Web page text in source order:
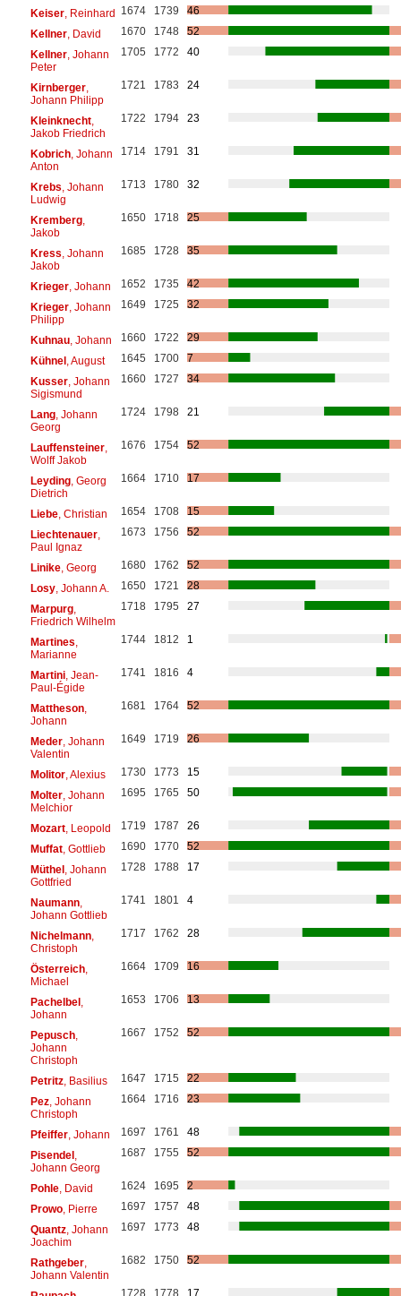
Keiser, Reinhard 1674 1739
46
Kellner, David 1670 1748
52
Kellner, Johann
Peter
1705 1772 40
Kirnberger,
Johann Philipp
1721 1783 24
Kleinknecht,
Jakob Friedrich
1722 1794 23
Kobrich, Johann
Anton
1714 1791 31
Krebs , Johann
Ludwig
1713 1780 32
Kremberg,
Jakob
1650 1718 25
Kress , Johann
Jakob
1685 1728 35
Krieger, Johann 1652 1735
42
Krieger, Johann
Philipp
1649 1725 32
Kuhnau, Johann 1660 1722
29
Kühnel, August 1645 1700
7
Kusser, Johann
Sigismund
1660 1727 34
Lang, Johann
Georg
1724 1798 21
Lauffensteiner,
Wolff Jakob
1676 1754 52
Leyding, Georg
Dietrich
1664 1710 17
Liebe, Christian 1654 1708
15
Liechtenauer,
Paul Ignaz
1673 1756 52
Linike, Georg 1680 1762
52
Losy, Johann A. 1650 1721
28
Marpurg,
Friedrich Wilhelm
1718 1795 27
Martines
Marianne
1744 1812 1
Martini, Jean-
Paul-Égide
1741 1816 4
Mattheson,
Johann
1681 1764 52
Meder, Johann
Valentin
1649 1719 26
Molitor, Alexius 1730 1773
15
Molter, Johann
Melchior
1695 1765 50
Mozart, Leopold 1719 1787
26
Muffat, Gottlieb 1690 1770
52
Müthel, Johann
Gottfried
1728 1788 17
Naumann,
Johann Gottlieb
1741 1801 4
Nichelmann,
Christoph
1717 1762 28
Österreich,
Michael
1664 1709 16
Pachelbel,
Johann
1653 1706 13
Pepusch,
Johann
Christoph
1667 1752 52
Petritz, Basilius 1647 1715
22
Pez, Johann
Christoph
1664 1716 23
Pfeiffer, Johann 1697 1761
48
Pisendel,
Johann Georg
1687 1755 52
Pohle, David 1624 1695
2
Prowo, Pierre 1697 1757
48
Quantz, Johann
Joachim
1697 1773 48
Rathgeber,
Johann Valentin
1682 1750 52
1728 1778 17